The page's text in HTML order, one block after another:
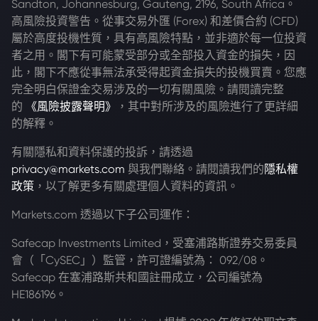
Sandton, Johannesburg, Gauteng, 2196, South Africa。
高風險投資警告。從事交易外匯 (Forex) 和差價合約 (CFD)
屬於高度投機性質，具有高風險特點，並非適於每一位投資
者之用。閣下有可能蒙受部分或全部投入資金的損失，因
此，閣下不應從事無法承受得起資金損失的投機買賣。您應
完全明白保證金交易涉及的一切有關風險。請閱讀完整
的
《風險披露聲明》
，其中對所涉及的風險進行了更詳細
的解釋。
有關隱私和資料保護的投訴，請透過
privacy@markets.com 與我們聯絡。請閱讀我們的 隱私權
政策 ，以了解更多有關處理個人資料的資訊。
Markets.com 透過以下子公司運作：
Safecap Investments Limited，受塞浦路斯證券交易委員
會（「CySEC」）監管，許可證編號為： 092/08。
Safecap 在塞浦路斯共和國註冊成立，公司編號為
HE186196。